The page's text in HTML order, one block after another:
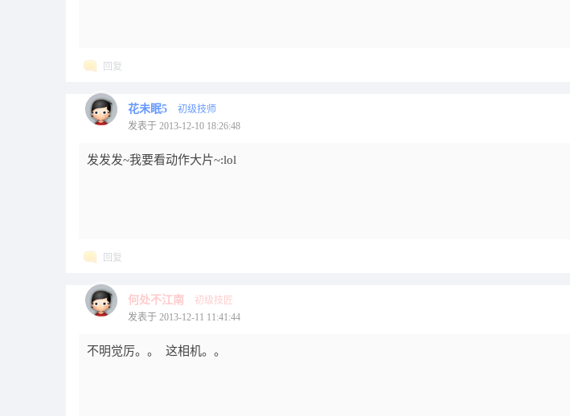
回复
花未眠5
初级技师
发表于 2013-12-10 18:26:48
发发发~我要看动作大片~:lol
回复
何处不江南
初级技匠
发表于 2013-12-11 11:41:44
不明觉厉。。 这相机。。